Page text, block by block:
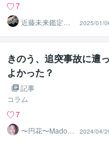
7
近藤未来鑑定
近藤 光 【移転
済】
2025/01/
きのう、追突事故に遭
よかった？
記事
コラム
7
〜円花〜Madok
a〜
2024/04/